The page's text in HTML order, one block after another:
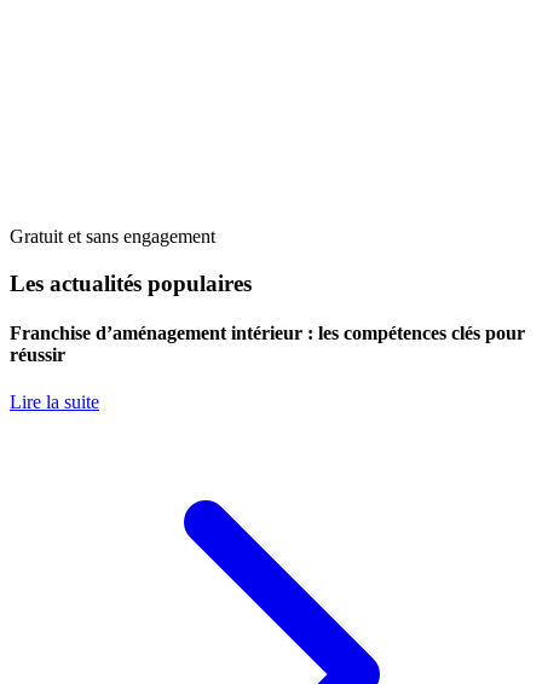
Gratuit et sans engagement
Les actualités populaires
Franchise d’aménagement intérieur : les compétences clés pour
réussir
Lire la suite